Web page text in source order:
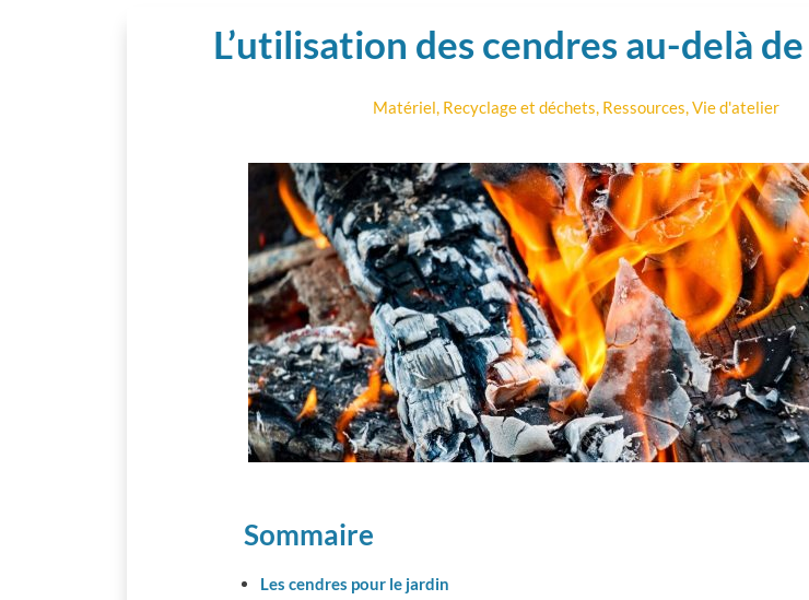
L’utilisation des cendres au-delà
Matériel, Recyclage et déchets, Ressources,Vie d'atelier
Sommaire
Les cendres pour le jardin